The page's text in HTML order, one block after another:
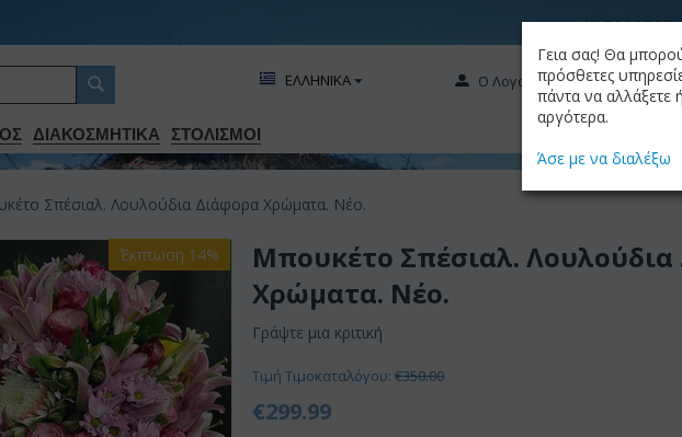
ΚΑΤΑΛΟΓΟΣ
ΔΙΑΚΟΣΜΗΤΙΚA ΣΤΟΛΙΣΜΟΙ
Ο Λογαριασμός μου
ΕΛΛΗΝΙΚΑ
Σπέσιαλ. Λουλούδια Διάφορα Χρώματα. Νέο.
Έκπτωση 14%
Μπουκέτο Σπέσιαλ.
Χρώματα. Νέο.
Γράψτε μια κριτική
Τιμή Τιμοκαταλόγου: €350.00
€299.99
Γεια σας! Θα
πρόσθετες
πάντα να αλλάξετε
αργότερα.
Άσε με να διαλέξω